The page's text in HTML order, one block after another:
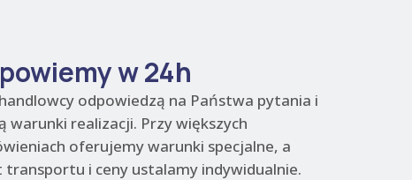
w 24h
odpowiedzą na Państwa pytania i
warunki realizacji. Przy większych
oferujemy warunki specjalne, a
transportu i ceny ustalamy indywidualnie.